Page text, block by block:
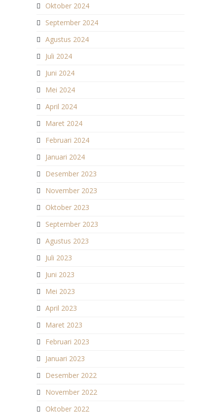
Oktober 2024
September 2024
Agustus 2024
Juli 2024
Juni 2024
Mei 2024
April 2024
Maret 2024
Februari 2024
Januari 2024
Desember 2023
November 2023
Oktober 2023
September 2023
Agustus 2023
Juli 2023
Juni 2023
Mei 2023
April 2023
Maret 2023
Februari 2023
Januari 2023
Desember 2022
November 2022
Oktober 2022